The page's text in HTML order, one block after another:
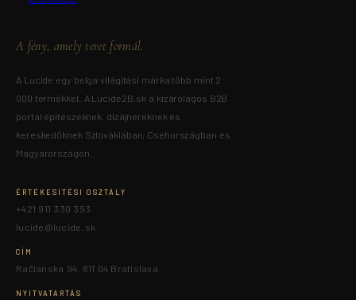
A fény, amely teret formál.
A Lucide egy belga világítási márka több mint 2
000 termékkel. A Lucide2B.sk a kizárólagos B2B
portál építészeknek, dizájnereknek és
kereskedőknek Szlovákiában, Csehországban és
Magyarországon.
ÉRTÉKESÍTÉSI OSZTÁLY
+421 911 330 393
lucide@lucide.sk
CÍM
Račianska 94, 811 04 Bratislava
NYITVATARTÁS